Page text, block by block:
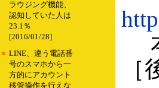
ラウジング機能、
認知していた人は
23.1％
[2016/01/28]
■ LINE、違う電話番
号のスマホから一
方的にアカウント
移管操作を行えな
［